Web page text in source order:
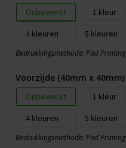
Onbewerkt 1
4
5
Bedrukkingsmethode: Pad Printing
Voorzijde (40mm x 40mm)
Onbewerkt 1
4
5
Bedrukkingsmethode: Pad Printing